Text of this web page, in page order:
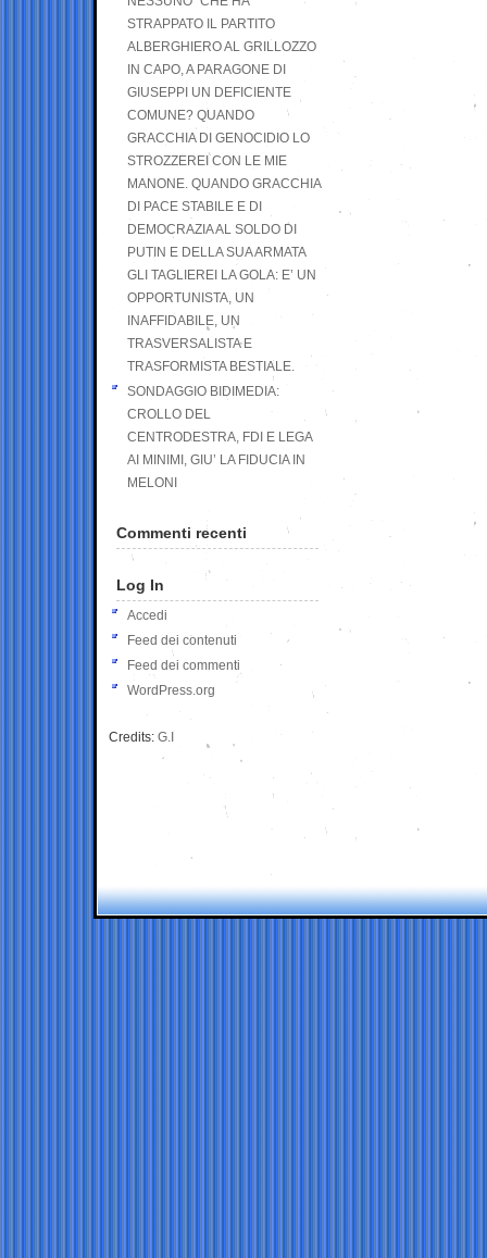
STRAPPATO IL PARTITO
ALBERGHIERO AL GRILLOZZO
IN CAPO, A PARAGONE DI
GIUSEPPI UN DEFICIENTE
COMUNE? QUANDO
GRACCHIA DI GENOCIDIO LO
STROZZEREI CON LE MIE
MANONE. QUANDO GRACCHIA
DI PACE STABILE E DI
DEMOCRAZIA AL SOLDO DI
PUTIN E DELLA SUA ARMATA
GLI TAGLIEREI LA GOLA: E’ UN
OPPORTUNISTA, UN
INAFFIDABILE, UN
TRASVERSALISTA E
TRASFORMISTA BESTIALE.
SONDAGGIO BIDIMEDIA:
CROLLO DEL
CENTRODESTRA, FDI E LEGA
AI MINIMI, GIU’ LA FIDUCIA IN
MELONI
Commenti recenti
Log In
Accedi
Feed dei contenuti
Feed dei commenti
WordPress.org
Credits: G.I